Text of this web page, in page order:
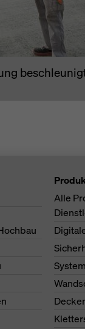
Alle